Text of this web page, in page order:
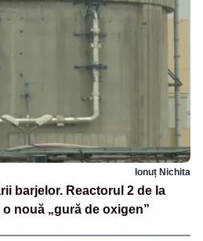
Ionuț Nichita
barjelor. Reactorul 2 de la
nouă „gură de oxigen”